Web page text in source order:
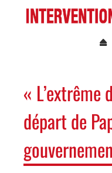
PRINCIPALE
«
départ de